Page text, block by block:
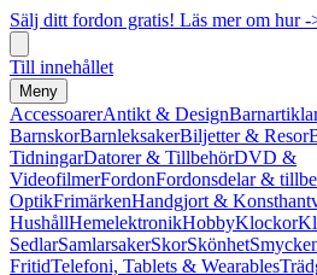
Sälj ditt fordon gratis! Läs mer om hur -
Till innehållet
Meny
AccessoarerAntikt & Design
BarnskorBarnleksakerBiljetter & Resor
TidningarDatorer & TillbehörDVD &
VideofilmerFordonFordonsdelar &
OptikFrimärkenHandgjort &
HushållHemelektronikHobbyKlockor
SedlarSamlarsakerSkorSkönhet
FritidTelefoni, Tablets & Wearables